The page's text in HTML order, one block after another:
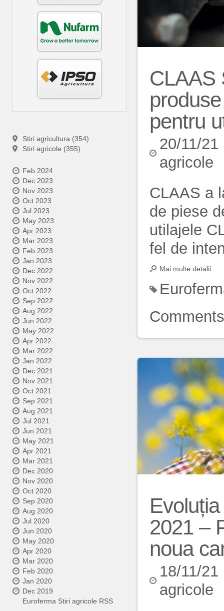
Stiri agricultura (354)
Stiri agricole (355)
Feb 2024
Dec 2023
Nov 2023
Oct 2023
Jul 2023
May 2023
Apr 2023
Mar 2023
Feb 2023
Jan 2023
Dec 2022
Nov 2022
Oct 2022
Sep 2022
Aug 2022
Jun 2022
May 2022
Apr 2022
Mar 2022
Jan 2022
Dec 2021
Nov 2021
Oct 2021
Sep 2021
Aug 2021
Jul 2021
Jun 2021
May 2021
Apr 2021
Mar 2021
Dec 2020
Nov 2020
Oct 2020
Sep 2020
Aug 2020
Jul 2020
Jun 2020
May 2020
Apr 2020
Mar 2020
Feb 2020
Jan 2020
Dec 2019
Euroferma Stiri agricole RSS
CLAAS
pentru
20/11/
agricole
CLAAS a
de piese
utilajele
fel de
Mai multe detalii...
Comments
2021 –
noua
18/11/
agricole